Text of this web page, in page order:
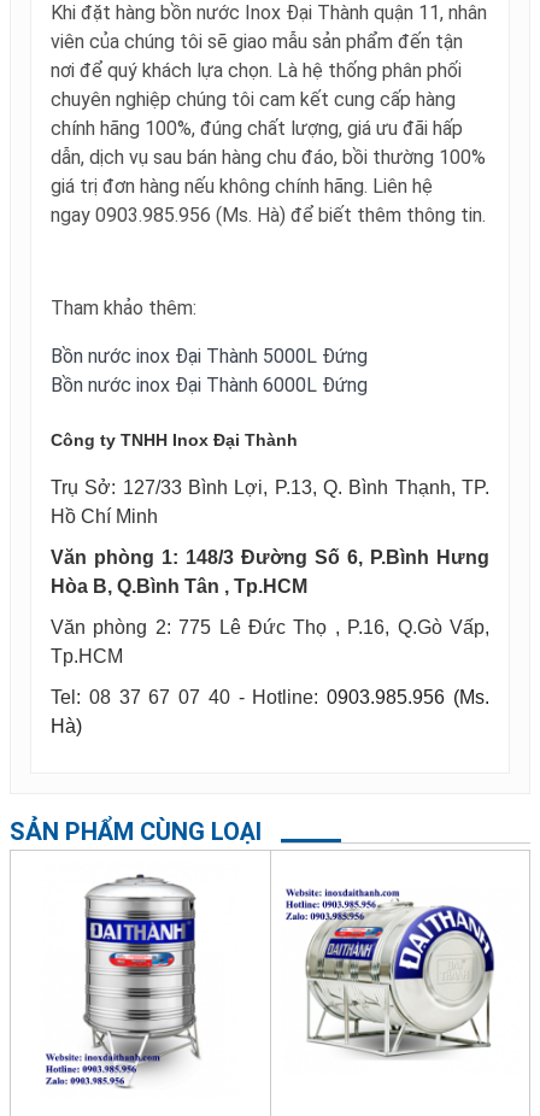
Khi đặt hàng bồn nước Inox Đại Thành quận 11, nhân
viên của chúng tôi sẽ giao mẫu sản phẩm đến tận
nơi để quý khách lựa chọn. Là hệ thống phân phối
chuyên nghiệp chúng tôi cam kết cung cấp hàng
chính hãng 100%, đúng chất lượng, giá ưu đãi hấp
dẫn, dịch vụ sau bán hàng chu đáo, bồi thường 100%
giá trị đơn hàng nếu không chính hãng. Liên hệ
ngay 0903.985.956 (Ms. Hà) để biết thêm thông tin.
Tham khảo thêm:
Bồn nước inox Đại Thành 5000L Đứng
Bồn nước inox Đại Thành 6000L Đứng
Công ty TNHH Inox Đại Thành
Trụ Sở: 127/33 Bình Lợi, P.13, Q. Bình Thạnh, TP.
Hồ Chí Minh
Văn phòng 1: 148/3 Đường Số 6, P.Bình Hưng
Hòa B, Q.Bình Tân , Tp.HCM
Văn phòng 2: 775 Lê Đức Thọ , P.16, Q.Gò Vấp,
Tp.HCM
Tel: 08 37 67 07 40 - Hotline:0903.985.956 (Ms.
Hà)
SẢN PHẨM CÙNG LOẠI